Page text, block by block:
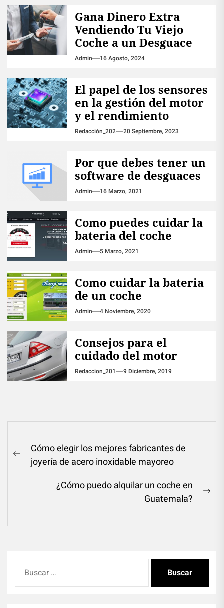
Gana Dinero Extra
Vendiendo Tu Viejo
Coche a un Desguace
Admin 16 Agosto, 2024
El papel de los sensores
en la gestión del motor
y el rendimiento
Redacción_202 20 Septiembre, 2023
Por que debes tener un
software de desguaces
Admin 16 Marzo, 2021
Como puedes cuidar la
bateria del coche
Admin 5 Marzo, 2021
Como cuidar la bateria
de un coche
Admin 4 Noviembre, 2020
Consejos para el
cuidado del motor
Redaccion_201 9 Diciembre, 2019
Navegación
dePrevious
Cómo elegir los mejores fabricantes de
joyería de acero inoxidable mayoreo
¿Cómo puedo alquilar un coche en
Guatemala?